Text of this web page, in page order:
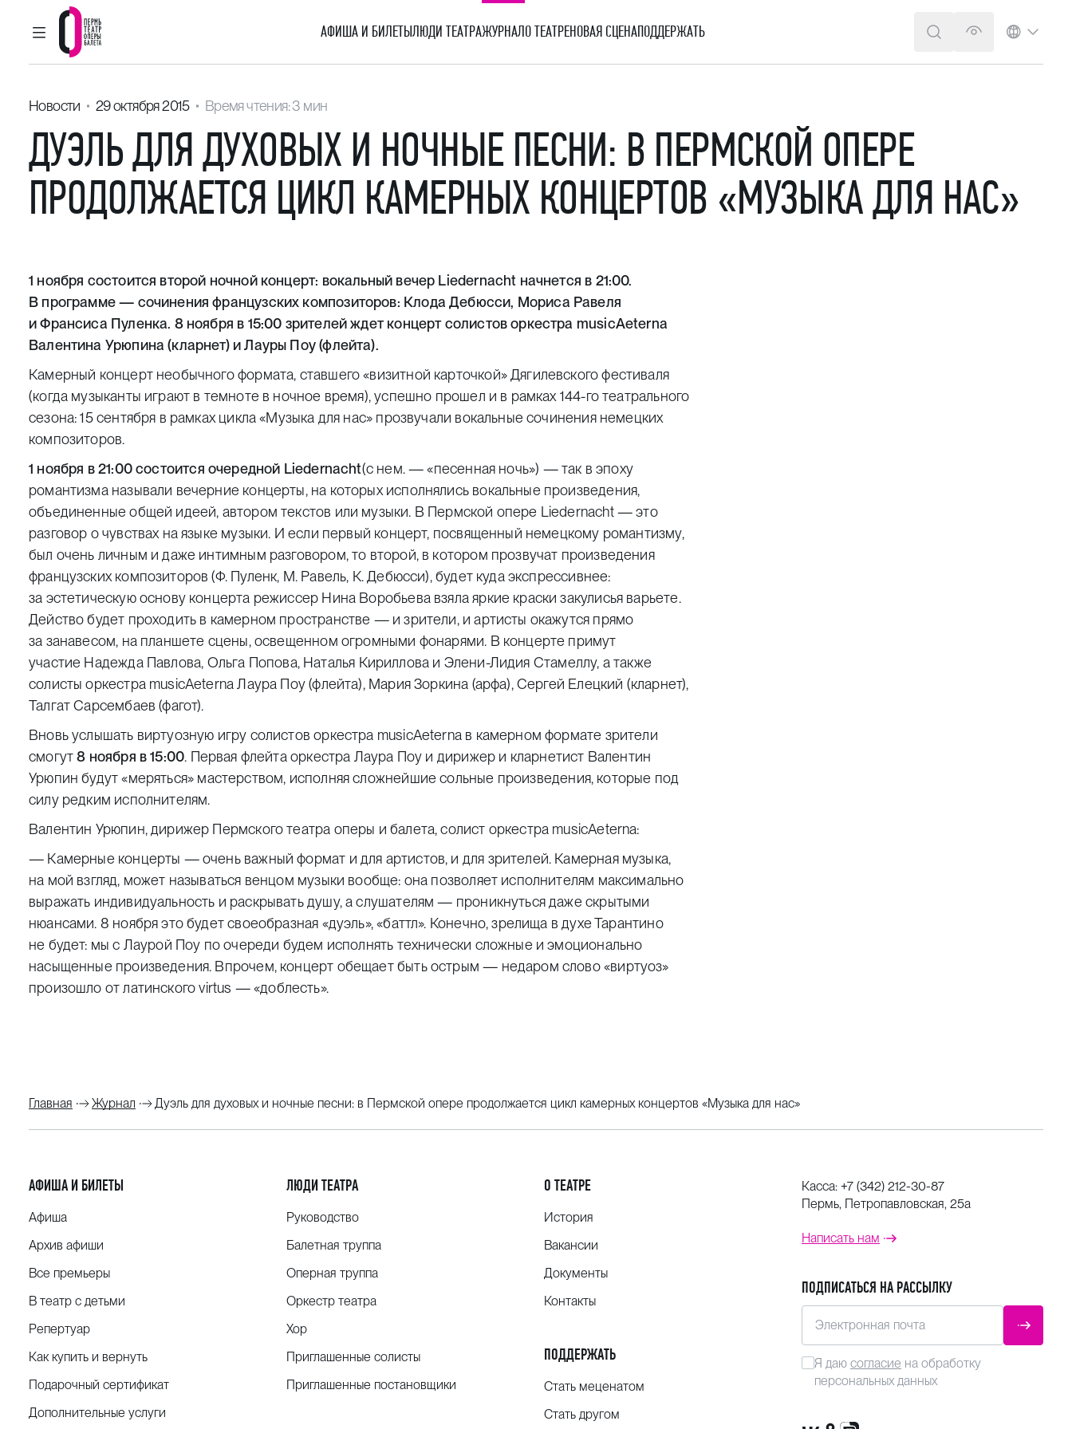
ГЛАВНОЕ МЕНЮ
Пермский театр оперы и балета
АФИША И БИЛЕТЫЛЮДИ ТЕАТРАЖУРНАЛО ТЕАТРЕНОВАЯ СЦЕНАПОДДЕРЖАТЬ ПОИСКВЕРСИЯ ДЛЯ
ЯЗЫК
Новости 29 октября 2015 Время чтения: 3 мин
ДУЭЛЬ ДЛЯ ДУХОВЫХ И НОЧНЫЕ ПЕСНИ: В ПЕРМСКОЙ ОПЕРЕ
ПРОДОЛЖАЕТСЯ ЦИКЛ КАМЕРНЫХ КОНЦЕРТОВ «МУЗЫКА ДЛЯ НАС»
1 ноября состоится второй ночной концерт: вокальный вечер Liedernacht начнется в 21:00.
В программе — сочинения французских композиторов: Клода Дебюсси, Мориса Равеля
и Франсиса Пуленка. 8 ноября в 15:00 зрителей ждет концерт солистов оркестра musicAeterna
Валентина Урюпина (кларнет) и Лауры Поу (флейта).
Камерный концерт необычного формата, ставшего «визитной карточкой» Дягилевского фестиваля
(когда музыканты играют в темноте в ночное время), успешно прошел и в рамках 144-го театрального
сезона: 15 сентября в рамках цикла «Музыка для нас» прозвучали вокальные сочинения немецких
композиторов.
1 ноября в 21:00состоится очередной Liedernacht(с нем. — «песенная ночь») — так в эпоху
романтизма называли вечерние концерты, на которых исполнялись вокальные произведения,
объединенные общей идеей, автором текстов или музыки. В Пермской опере Liedernacht — это
разговор о чувствах на языке музыки. И если первый концерт, посвященный немецкому романтизму,
был очень личным и даже интимным разговором, то второй, в котором прозвучат произведения
французских композиторов (Ф. Пуленк, М. Равель, К. Дебюсси), будет куда экспрессивнее:
за эстетическую основу концерта режиссер Нина Воробьева взяла яркие краски закулисья варьете.
Действо будет проходить в камерном пространстве — и зрители, и артисты окажутся прямо
за занавесом, на планшете сцены, освещенном огромными фонарями. В концерте примут
участие Надежда Павлова, Ольга Попова, Наталья Кириллова и Элени-Лидия Стамеллу, а также
солисты оркестра musicAeterna Лаура Поу (флейта), Мария Зоркина (арфа), Сергей Елецкий (кларнет),
Талгат Сарсембаев (фагот).
Вновь услышать виртуозную игру солистов оркестра musicAeterna в камерном формате зрители
смогут8 ноября в 15:00. Первая флейта оркестра Лаура Поу и дирижер и кларнетист Валентин
Урюпин будут «меряться» мастерством, исполняя сложнейшие сольные произведения, которые под
силу редким исполнителям.
Валентин Урюпин, дирижер Пермского театра оперы и балета, солист оркестра musicAeterna:
— Камерные концерты — очень важный формат и для артистов, и для зрителей. Камерная музыка,
на мой взгляд, может называться венцом музыки вообще: она позволяет исполнителям максимально
выражать индивидуальность и раскрывать душу, а слушателям — проникнуться даже скрытыми
нюансами. 8 ноября это будет своеобразная «дуэль», «баттл». Конечно, зрелища в духе Тарантино
не будет: мы с Лаурой Поу по очереди будем исполнять технически сложные и эмоционально
насыщенные произведения. Впрочем, концерт обещает быть острым — недаром слово «виртуоз»
произошло от латинскогоvirtus — «доблесть».
Главная Журнал Дуэль для духовых и ночные песни: в Пермской опере продолжается цикл камерных концертов «Музыка для нас»
АФИША И БИЛЕТЫ
Афиша
Архив афиши
Все премьеры
В театр с детьми
Репертуар
Как купить и вернуть
Подарочный сертификат
Дополнительные услуги
ЛЮДИ ТЕАТРА
Руководство
Балетная труппа
Оперная труппа
Оркестр театра
Хор
Приглашенные солисты
Приглашенные постановщики
О ТЕАТРЕ
История
Вакансии
Документы
Контакты
ПОДДЕРЖАТЬ
Стать меценатом
Стать другом
Касса: +7 (342) 212-30-87
Пермь, Петропавловская, 25а
Написать нам
ПОДПИСАТЬСЯ НА РАССЫЛКУ
Электронная почта
Я даю согласие на обработку
персональных данных